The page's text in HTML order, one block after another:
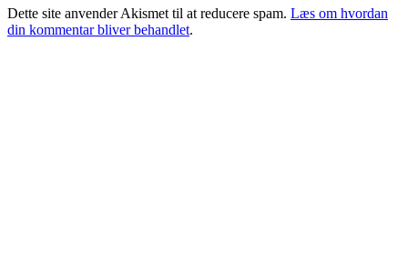
Dette site anvender Akismet til at reducere spam. Læs om hvordan
din kommentar bliver behandlet.